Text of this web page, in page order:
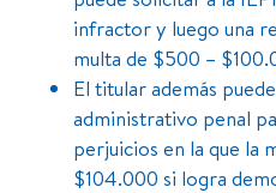
infractor y luego una
multa de $500 –
El titular además
administrativo penal
perjuicios en la que la
$104.000 si logra